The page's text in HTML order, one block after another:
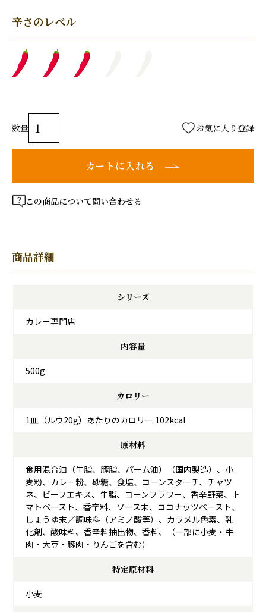
辛さのレベル
お気に入り登録
カートに入れる
この商品について問い合わせる
商品詳細
シリーズ
カレー専門店
内容量
500g
カロリー
1皿（ルウ20g）あたりのカロリー 102kcal
原材料
食用混合油（牛脂、豚脂、パーム油）（国内製造）、小
麦粉、カレー粉、砂糖、食塩、コーンスターチ、チャツ
ネ、ビーフエキス、牛脂、コーンフラワー、香辛野菜、ト
マトペースト、香辛料、ソース末、ココナッツペースト、
しょうゆ末／調味料（アミノ酸等）、カラメル色素、乳
化剤、酸味料、香辛料抽出物、香料、（一部に小麦・牛
肉・大豆・豚肉・りんごを含む）
特定原材料
小麦